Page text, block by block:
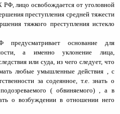
РФ, лицо освобождается от уголовной
преступления средней тяжести
тяжкого преступления истекло
основание для
а именно уклонение лица,
или суда, из чего следует, что
любые умышленные действия , с
за содеянное, т.е. знать о
( обвиняемого) , а в
о возбуждении в отношении него